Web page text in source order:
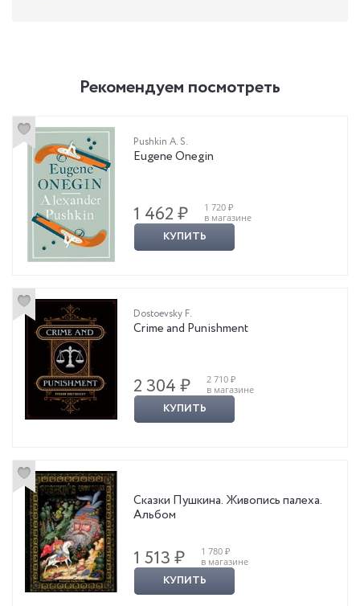
Рекомендуем посмотреть
Pushkin A. S.
Eugene Onegin
1 462 ₽
1 720 ₽
в магазине
КУПИТЬ
Dostoevsky F.
Crime and Punishment
2 304 ₽
2 710 ₽
в магазине
КУПИТЬ
Сказки Пушкина. Живопись палеха.
Альбом
1 513 ₽
1 780 ₽
в магазине
КУПИТЬ